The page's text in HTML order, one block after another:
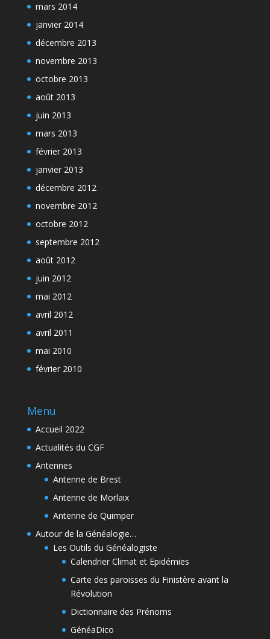
mars 2014
janvier 2014
décembre 2013
novembre 2013
octobre 2013
août 2013
juin 2013
mars 2013
février 2013
janvier 2013
décembre 2012
novembre 2012
octobre 2012
septembre 2012
août 2012
juin 2012
mai 2012
avril 2012
avril 2011
mai 2010
février 2010
Menu
Accueil 2022
Actualités du CGF
Antennes
Antenne de Brest
Antenne de Morlaix
Antenne de Quimper
Autour de la Généalogie…
Les Outils du Généalogiste
Calendrier Climat et Epidémies
Carte des paroisses du Finistère avant la
Révolution
Dictionnaire des Prénoms
GénéaDico